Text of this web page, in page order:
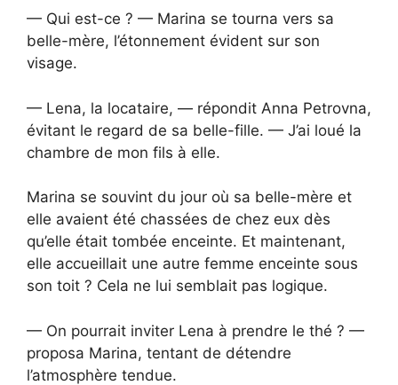
— Qui est-ce ? — Marina se tourna vers sa
belle-mère, l’étonnement évident sur son
visage.
— Lena, la locataire, — répondit Anna Petrovna,
évitant le regard de sa belle-fille. — J’ai loué la
chambre de mon fils à elle.
Marina se souvint du jour où sa belle-mère et
elle avaient été chassées de chez eux dès
qu’elle était tombée enceinte. Et maintenant,
elle accueillait une autre femme enceinte sous
son toit ? Cela ne lui semblait pas logique.
— On pourrait inviter Lena à prendre le thé ? —
proposa Marina, tentant de détendre
l’atmosphère tendue.